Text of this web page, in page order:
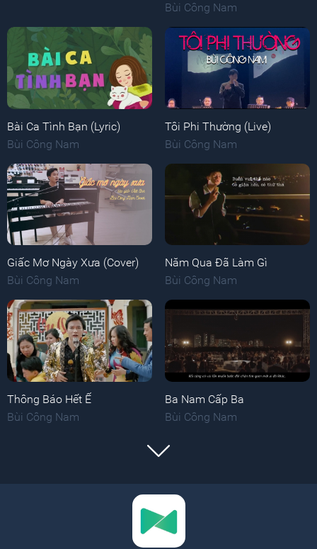
Bùi Công Nam
Bài Ca Tình Bạn (Lyric)
Bùi Công Nam
Tôi Phi Thường (Live)
Bùi Công Nam
Giấc Mơ Ngày Xưa (Cover)
Bùi Công Nam
Năm Qua Đã Làm Gì
Bùi Công Nam
Thông Báo Hết Ế
Bùi Công Nam
Ba Nam Cấp Ba
Bùi Công Nam